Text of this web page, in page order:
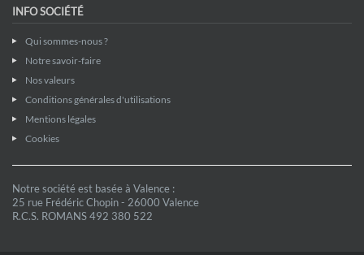
INFO SOCIÉTÉ
Qui sommes-nous ?
Notre savoir-faire
Nos valeurs
Conditions générales d'utilisations
Mentions légales
Cookies
Notre société est basée à Valence :
25 rue Frédéric Chopin - 26000 Valence
R.C.S. ROMANS 492 380 522